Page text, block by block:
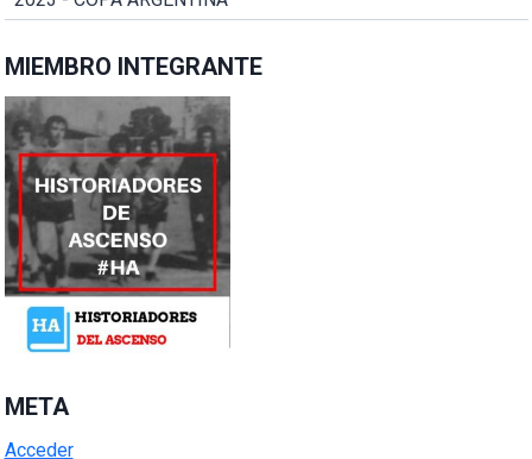
MIEMBRO INTEGRANTE
META
Acceder